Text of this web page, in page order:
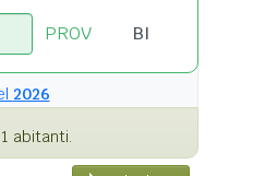
PROV
2026
abitanti.